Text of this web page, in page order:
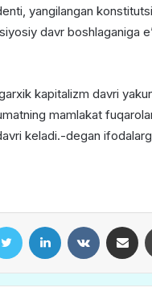
yangilangan
davr boshlaganiga
kapitalizm davri
mamlakat
keladi.-degan